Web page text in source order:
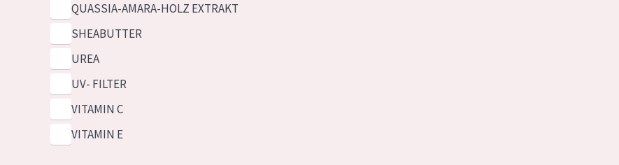
QUASSIA-AMARA-HOLZ EXTRAKT
SHEABUTTER
UREA
UV- FILTER
VITAMIN C
VITAMIN E